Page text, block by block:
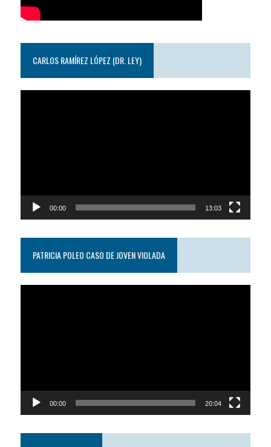
CARLOS RAMÍREZ LÓPEZ (DR. LEY)
00:00 13:03
PATRICIA POLEO CASO DE JOVEN VIOLADA
00:00 20:04